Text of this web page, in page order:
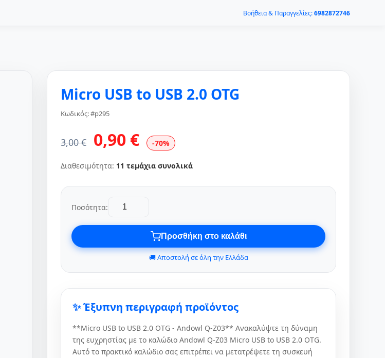
Βοήθεια & Παραγγελίες:6982872746
Micro USB to USB 2.0 OTG
Κωδικός: #p295
3,00 € 0,90 € -70%
Διαθεσιμότητα: 11 τεμάχια συνολικά
Ποσότητα:
Προσθήκη στο καλάθι
🚚 Αποστολή σε όλη την Ελλάδα
✨ Έξυπνη περιγραφή προϊόντος
**Micro USB to USB 2.0 OTG - Andowl Q-Z03** Ανακαλύψτε τη δύναμη
της ευχρηστίας με το καλώδιο Andowl Q-Z03 Micro USB to USB 2.0 OTG.
Αυτό το πρακτικό καλώδιο σας επιτρέπει να μετατρέψετε τη συσκευή